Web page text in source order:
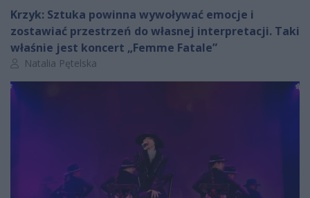
Krzyk: Sztuka powinna wywoływać emocje i
zostawiać przestrzeń do własnej interpretacji. Taki
właśnie jest koncert „Femme Fatale”
Autor artykułu:
Natalia Pętelska